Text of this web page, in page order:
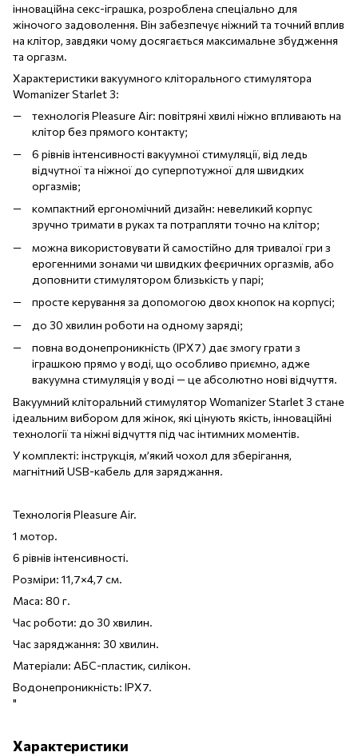
інноваційна секс-іграшка, розроблена спеціально для
жіночого задоволення. Він забезпечує ніжний та точний вплив
на клітор, завдяки чому досягається максимальне збудження
та оргазм.
Характеристики вакуумного кліторального стимулятора
Womanizer Starlet 3:
технологія Pleasure Air: повітряні хвилі ніжно впливають на
клітор без прямого контакту;
6 рівнів інтенсивності вакуумної стимуляції, від ледь
відчутної та ніжної до суперпотужної для швидких
оргазмів;
компактний ергономічний дизайн: невеликий корпус
зручно тримати в руках та потрапляти точно на клітор;
можна використовувати й самостійно для тривалої гри з
ерогенними зонами чи швидких феєричних оргазмів, або
доповнити стимулятором близькість у парі;
просте керування за допомогою двох кнопок на корпусі;
до 30 хвилин роботи на одному заряді;
повна водонепроникність (IPX7) дає змогу грати з
іграшкою прямо у воді, що особливо приємно, адже
вакуумна стимуляція у воді — це абсолютно нові відчуття.
Вакуумний кліторальний стимулятор Womanizer Starlet 3 стане
ідеальним вибором для жінок, які цінують якість, інноваційні
технології та ніжні відчуття під час інтимних моментів.
У комплекті: інструкція, м’який чохол для зберігання,
магнітний USB-кабель для заряджання.
Технологія Pleasure Air.
1 мотор.
6 рівнів інтенсивності.
Розміри: 11,7×4,7 см.
Маса: 80 г.
Час роботи: до 30 хвилин.
Час заряджання: 30 хвилин.
Матеріали: АБС-пластик, силікон.
Водонепроникність: IPX7.
"
Характеристики